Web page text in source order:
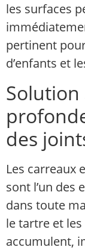
les surfaces
pertinent
d’enfants et
Solution
des
Les carreaux
sont l’un des
dans toute
le tartre et
accumulent,